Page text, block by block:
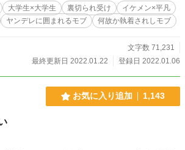
大学生×大学生 裏切られ受け
イケメン×平凡
ヤンデレに囲まれるモブ 何故か執着されしモブ
文字数 71,231
最終更新日 2022.01.22
登録日 2022.01.06
お気に入り追加 1,143